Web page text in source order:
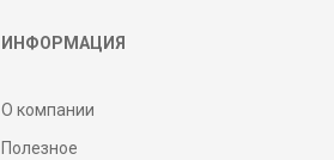
ИНФОРМАЦИЯ
О компании
Полезное